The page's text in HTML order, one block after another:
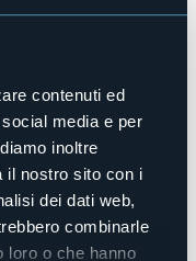
contenuti ed
media e per
inoltre
il nostro sito con i
dei dati web,
combinarle
loro o che hanno